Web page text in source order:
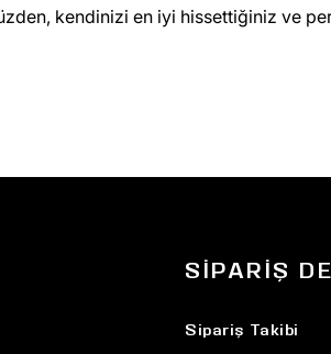
kendinizi en iyi hissettiğiniz ve
SIPARIŞ
Sipariş Takibi